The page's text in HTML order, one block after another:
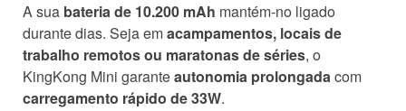
A sua bateria de 10.200 mAh mantém-no ligado
durante dias. Seja emacampamentos, locais de
trabalho remotos ou maratonas de séries, o
KingKong Mini garanteautonomia prolongadacom
carregamento rápido de 33W.